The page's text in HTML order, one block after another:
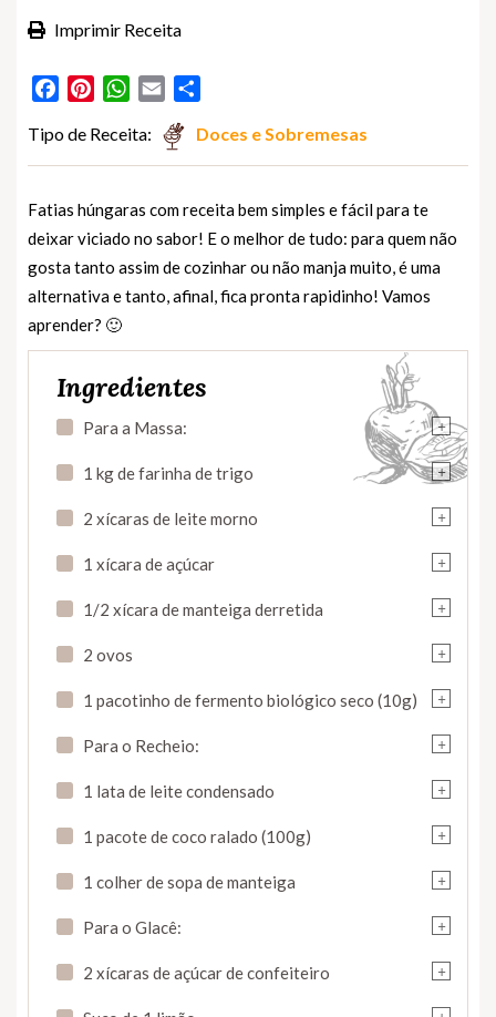
Imprimir Receita
FacebookPinterestWhatsApp
Email
Tipo de Receita: Doces e Sobremesas
Fatias húngaras com receita bem simples e fácil para te
deixar viciado no sabor! E o melhor de tudo: para quem não
gosta tanto assim de cozinhar ou não manja muito, é uma
alternativa e tanto, afinal, fica pronta rapidinho! Vamos
aprender? 🙂
Ingredientes
+
Para a Massa:
+
1 kg de farinha de trigo
+
2 xícaras de leite morno
+
1 xícara de açúcar
+
1/2 xícara de manteiga derretida
+
2 ovos
+
1 pacotinho de fermento biológico seco (10g)
+
Para o Recheio:
+
1 lata de leite condensado
+
1 pacote de coco ralado (100g)
+
1 colher de sopa de manteiga
+
Para o Glacê:
+
2 xícaras de açúcar de confeiteiro